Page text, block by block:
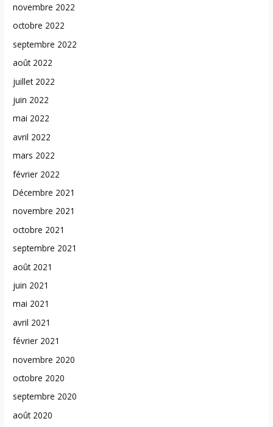
novembre 2022
octobre 2022
septembre 2022
août 2022
juillet 2022
juin 2022
mai 2022
avril 2022
mars 2022
février 2022
Décembre 2021
novembre 2021
octobre 2021
septembre 2021
août 2021
juin 2021
mai 2021
avril 2021
février 2021
novembre 2020
octobre 2020
septembre 2020
août 2020